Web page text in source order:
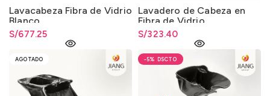
Lavacabeza Fibra de Vidrio
Blanco
S/677.25
Lavadero de Cabeza en
Fibra de Vidrio
S/323.40
AGOTADO -5%